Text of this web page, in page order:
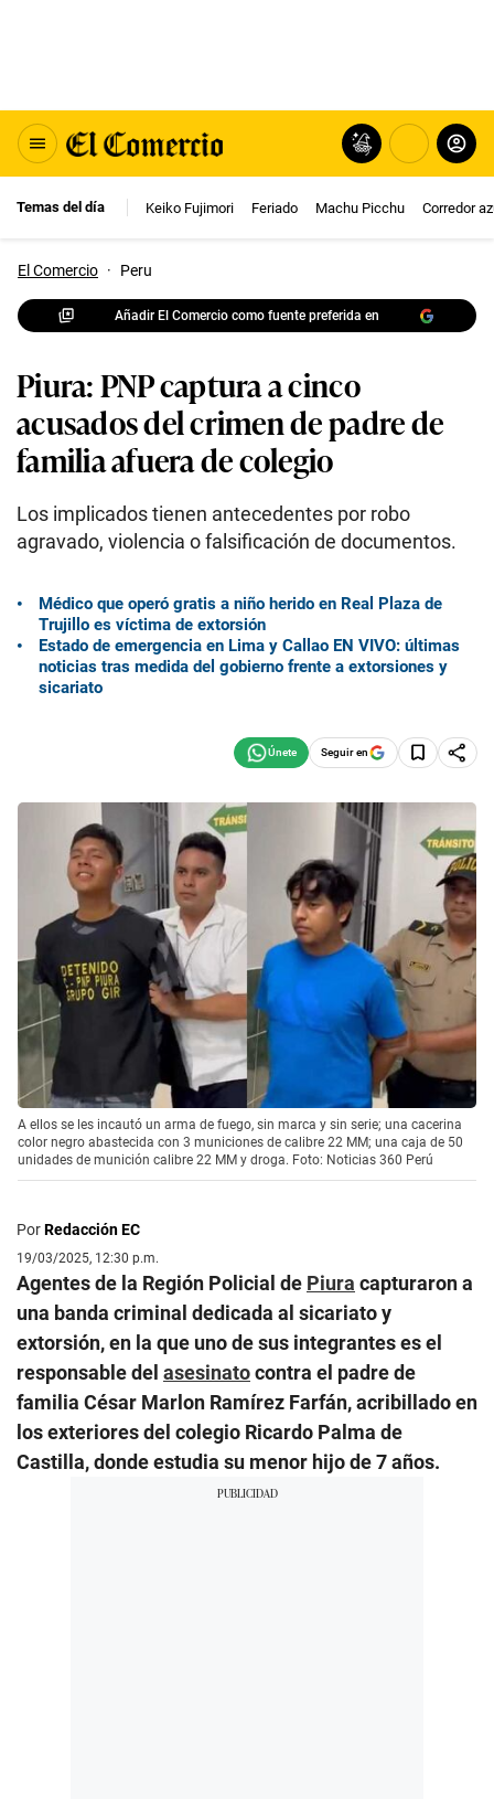
Temas del día Keiko Fujimori Feriado Machu Picchu Corredor
El Comercio · Peru
Añadir El Comercio como fuente preferida en
Piura: PNP captura a cinco
acusados del crimen de padre de
familia afuera de colegio
Los implicados tienen antecedentes por robo
agravado, violencia o falsificación de documentos.
Médico que operó gratis a niño herido en Real Plaza de
Trujillo es víctima de extorsión
Estado de emergencia en Lima y Callao EN VIVO: últimas
noticias tras medida del gobierno frente a extorsiones y
sicariato
Seguir en
A ellos se les incautó un arma de fuego, sin marca y sin serie; una cacerina
color negro abastecida con 3 municiones de calibre 22 MM; una caja de 50
unidades de munición calibre 22 MM y droga. Foto: Noticias 360 Perú
PorRedacción EC
19/03/2025, 12:30 p.m.
Agentes de la Región Policial de Piura capturaron a
una banda criminal dedicada al sicariato y
extorsión, en la que uno de sus integrantes es el
responsable del asesinatocontra el padre de
familia César Marlon Ramírez Farfán, acribillado en
los exteriores del colegio Ricardo Palma de
Castilla, donde estudia su menor hijo de 7 años.